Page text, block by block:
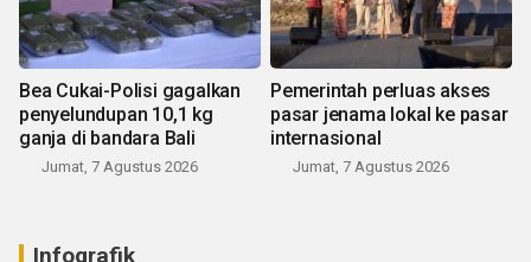
Bea Cukai-Polisi gagalkan
penyelundupan 10,1 kg
ganja di bandara Bali
Jumat, 7 Agustus 2026
Pemerintah perluas akses
pasar jenama lokal ke pasar
internasional
Jumat, 7 Agustus 2026
Infografik